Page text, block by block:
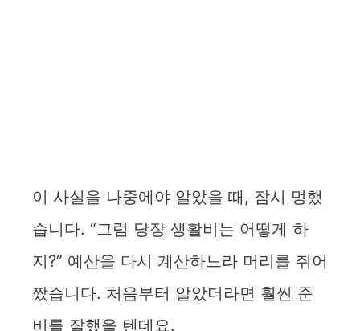
이 사실을 나중에야 알았을 때, 잠시 멍했
습니다. “그럼 당장 생활비는 어떻게 하
지?” 예산을 다시 계산하느라 머리를 쥐어
짰습니다. 처음부터 알았더라면 훨씬 준
비를 잘했을 텐데요.